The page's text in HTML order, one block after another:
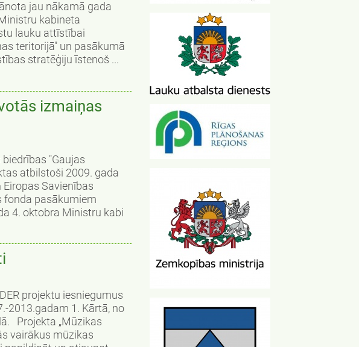
jau nākamā gada
kabineta
lauku attīstībai
teritorijā" un pasākumā
stratēģiju īstenoš ...
izmaiņas
"Gaujas
atbilstoši 2009. gada
Savienības
fonda pasākumiem
4. oktobra Ministru kabi
projektu iesniegumus
2013.gadam 1. Kārtā, no
Projekta „Mūzikas
vairākus mūzikas